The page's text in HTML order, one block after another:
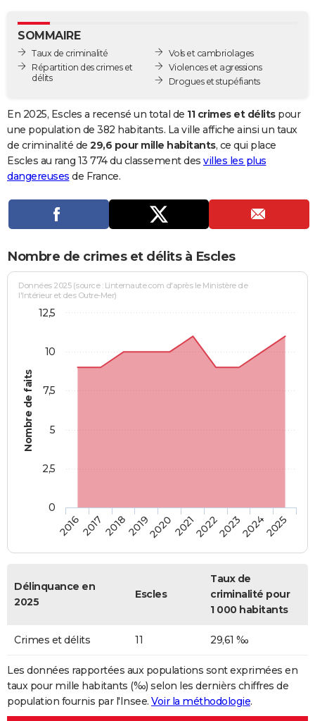
GUIDES D'ACHAT
BONS PLANS
Carte de Noël
Carte Bonne année
Carte Saint-Valentin
Carte Pâques
Carte d'anniversaire
DICTIONNAIRE
Dictionnaire
Biographies
Citations
Expressions
Proverbes
PROGRAMME TV
Se connecter
Entreprises
Service militaire
Avis de recherche
AVIS DE DÉCÈS
Bricolage
Lifestyle
Culture
Sport
Auto
Television
Voyage
Cinema
SOMMAIRE
Taux de criminalité
Répartition des crimes et
délits
Vols et cambriolages
Violences et agressions
Drogues et stupéfiants
En 2025, Escles a recensé un total de 11 crimes et délitspour
une population de 382 habitants. La ville affiche ainsi un taux
de criminalité de 29,6 pour mille habitants, ce qui place
Escles au rang 13 774 du classement des villes les plus
dangereuses de France.
Nombre de crimes et délits à Escles
Nombre de faits
Données 2025 (source : Linternaute.com d'après le Ministère de
l'Intérieur et des Outre-Mer)
2016201720182019202020212022202320242025
0
2,5
5
7,5
10
12,5
Délinquance en
2025
Escles
Taux de
criminalité pour
1 000 habitants
Crimes et délits 11 29,61 ‰
Les données rapportées aux populations sont exprimées en
taux pour mille habitants (‰) selon les dernièrs chiffres de
population fournis par l'Insee. Voir la méthodologie.